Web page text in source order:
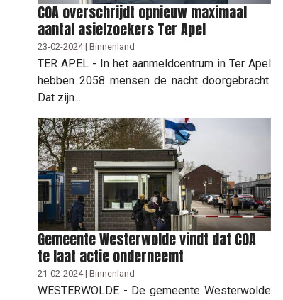
COA overschrijdt opnieuw maximaal
aantal asielzoekers Ter Apel
23-02-2024 | Binnenland
TER APEL - In het aanmeldcentrum in Ter Apel
hebben 2058 mensen de nacht doorgebracht.
Dat zijn...
Gemeente Westerwolde vindt dat COA
te laat actie onderneemt
21-02-2024 | Binnenland
WESTERWOLDE - De gemeente Westerwolde